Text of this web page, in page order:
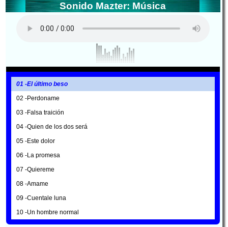
Sonido Mazter: Música
01 -El último beso
02 -Perdoname
03 -Falsa traición
04 -Quien de los dos será
05 -Este dolor
06 -La promesa
07 -Quiereme
08 -Amame
09 -Cuentale luna
10 -Un hombre normal